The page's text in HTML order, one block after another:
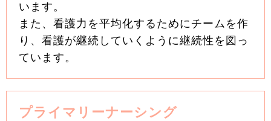
います。
また、看護力を平均化するためにチームを作
り、看護が継続していくように継続性を図っ
ています。
プライマリーナーシング